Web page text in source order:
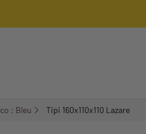
: Bleu Tipi 160x110x110 Lazare